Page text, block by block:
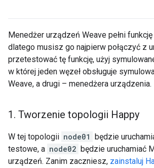
Menedżer urządzeń Weave pełni
dlatego musisz go najpierw połączyć z
przetestować tę funkcję, użyj
w której jeden węzeł obsługuje
Weave, a drugi – menedżera urządzenia.
1 . Tworzenie topologii Happy
W tej topologii node01 będzie
testowe, a node02 będzie uruchamiać
urządzeń. Zanim zaczniesz, zainstaluj